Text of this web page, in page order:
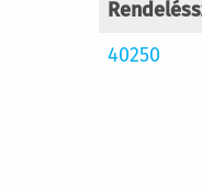
40250